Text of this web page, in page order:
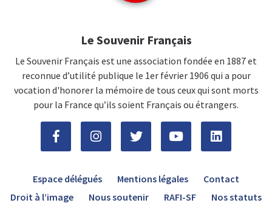
Le Souvenir Français
Le Souvenir Français est une association fondée en 1887 et
reconnue d’utilité publique le 1er février 1906 qui a pour
vocation d'honorer la mémoire de tous ceux qui sont morts
pour la France qu’ils soient Français ou étrangers.
Espace délégués Mentions légales
Contact
Droit à l’image
Nous soutenir RAFI-SF Nos statuts